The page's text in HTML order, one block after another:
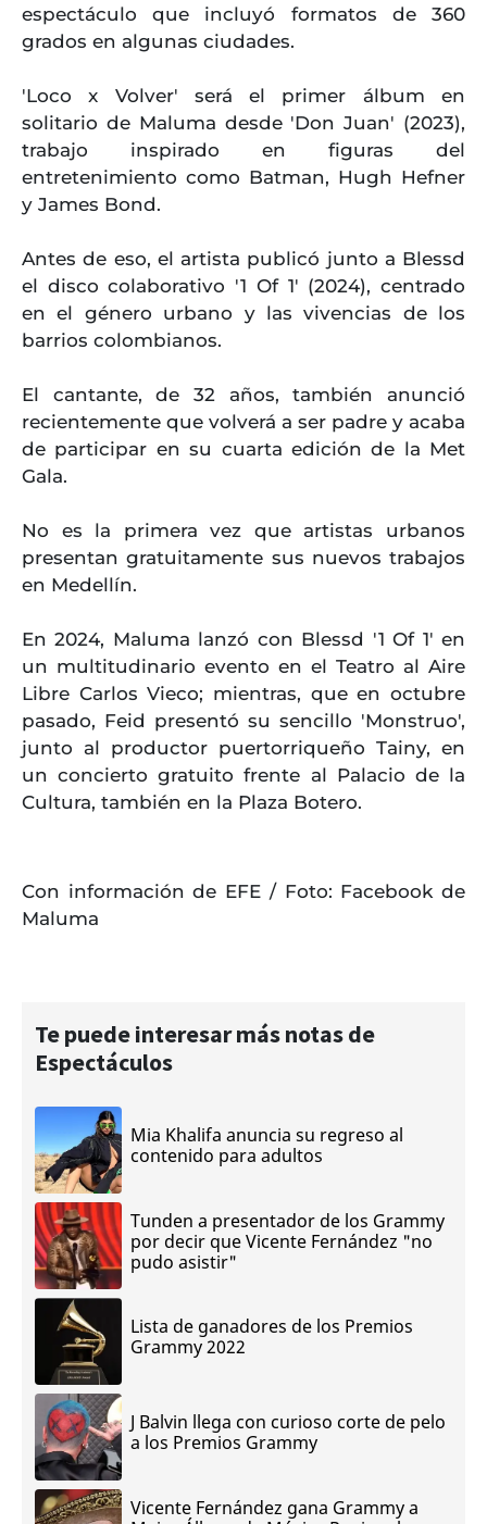
espectáculo que incluyó formatos de 360
grados en algunas ciudades.
'Loco x Volver' será el primer álbum en
solitario de Maluma desde 'Don Juan' (2023),
trabajo inspirado en figuras del
entretenimiento como Batman, Hugh Hefner
y James Bond.
Antes de eso, el artista publicó junto a Blessd
el disco colaborativo '1 Of 1' (2024), centrado
en el género urbano y las vivencias de los
barrios colombianos.
El cantante, de 32 años, también anunció
recientemente que volverá a ser padre y acaba
de participar en su cuarta edición de la Met
Gala.
No es la primera vez que artistas urbanos
presentan gratuitamente sus nuevos trabajos
en Medellín.
En 2024, Maluma lanzó con Blessd '1 Of 1' en
un multitudinario evento en el Teatro al Aire
Libre Carlos Vieco; mientras, que en octubre
pasado, Feid presentó su sencillo 'Monstruo',
junto al productor puertorriqueño Tainy, en
un concierto gratuito frente al Palacio de la
Cultura, también en la Plaza Botero.
Con información de EFE / Foto: Facebook de
Maluma
Te puede interesar más notas de
Espectáculos
Mia Khalifa anuncia su regreso al
contenido para adultos
Tunden a presentador de los Grammy
por decir que Vicente Fernández "no
pudo asistir"
Lista de ganadores de los Premios
Grammy 2022
J Balvin llega con curioso corte de pelo
a los Premios Grammy
Vicente Fernández gana Grammy a